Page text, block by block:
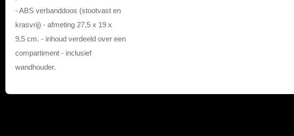
- ABS verbanddoos (stootvast en
krasvrij) - afmeting 27,5 x 19 x
9,5 cm. - inhoud verdeeld over een
compartiment - inclusief
wandhouder.